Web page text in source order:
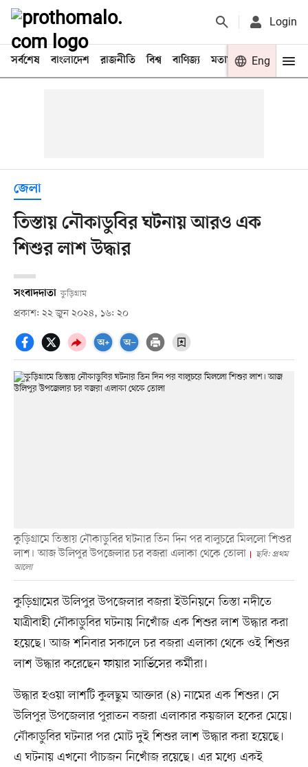
Login
সর্বশেষ বাংলাদেশ রাজনীতি বিশ্ব বাণিজ্য মতামত খেলা
Eng
জেলা
তিস্তায় নৌকাডুবির ঘটনায় আরও এক
শিশুর লাশ উদ্ধার
সংবাদদাতা কুড়িগ্রাম
প্রকাশ: ২২ জুন ২০২৪, ১৬: ২০
কুড়িগ্রামে তিস্তায় নৌকাডুবির ঘটনার তিন দিন পর বালুচরে মিললো শিশুর
লাশ। আজ উলিপুর উপজেলার চর বজরা এলাকা থেকে তোলা
ছবি: প্রথম
আলো
কুড়িগ্রামের উলিপুর উপজেলার বজরা ইউনিয়নে তিস্তা নদীতে
যাত্রীবাহী নৌকাডুবির ঘটনায় নিখোঁজ এক শিশুর লাশ উদ্ধার করা
হয়েছে। আজ শনিবার সকালে চর বজরা এলাকা থেকে ওই শিশুর
লাশ উদ্ধার করেছেন ফায়ার সার্ভিসের কর্মীরা।
উদ্ধার হওয়া লাশটি কুলছুম আক্তার (৪) নামের এক শিশুর। সে
উলিপুর উপজেলার পুরাতন বজরা এলাকার কয়জাল হকের মেয়ে।
নৌকাডুবির ঘটনার পর মোট দুই শিশুর লাশ উদ্ধার করা হয়েছে।
এ ঘটনায় এখনো পাঁচজন নিখোঁজ রয়েছে। এর মধ্যে একই